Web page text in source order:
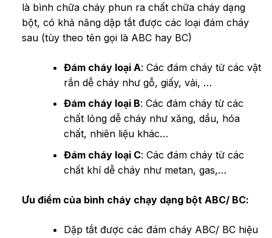
là bình chữa cháy phun ra chất chữa cháy dạng
bột, có khả năng dập tắt được các loại đám cháy
sau (tùy theo tên gọi là ABC hay BC)
Đám cháy loại A: Các đám cháy từ các vật
rắn dễ cháy như gỗ, giấy, vải, …
Đám cháy loại B: Các đám cháy từ các
chất lỏng dễ cháy như xăng, dầu, hóa
chất, nhiên liệu khác…
Đám cháy loại C: Các đám cháy từ các
chất khí dễ cháy như metan, gas,…
Ưu điểm của bình cháy chạy dạng bột ABC/ BC:
Dập tắt được các đám cháy ABC/ BC hiệu